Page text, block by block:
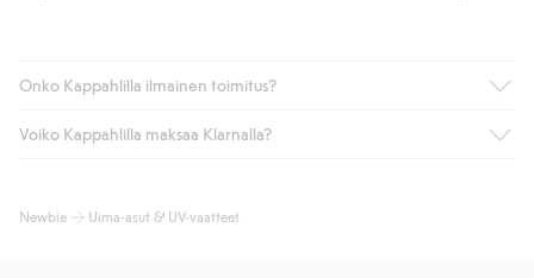
Onko Kappahlilla ilmainen toimitus?
Jos olet Kappahl Clubin jäsen, saat aina ilmaisen toimituksen
kotiinkuljetusta). Toimituskulut poistuvat automaattisesti, kun
Voiko Kappahlilla maksaa Klarnalla?
maksutavat, kuten laskun, sekä muita maksuvaihtoehtoja.
Newbie Uima-asut & UV-vaatteet